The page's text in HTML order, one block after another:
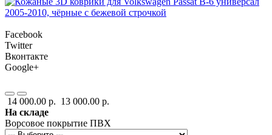
Facebook
Twitter
Вконтакте
Google+
14 000.00 р. 13 000.00 р.
На складе
Ворсовое покрытие ПВХ